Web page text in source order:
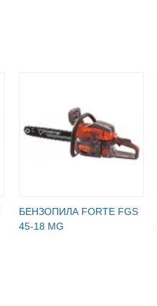
БЕНЗОПИЛА FORTE FGS
45-18 MG